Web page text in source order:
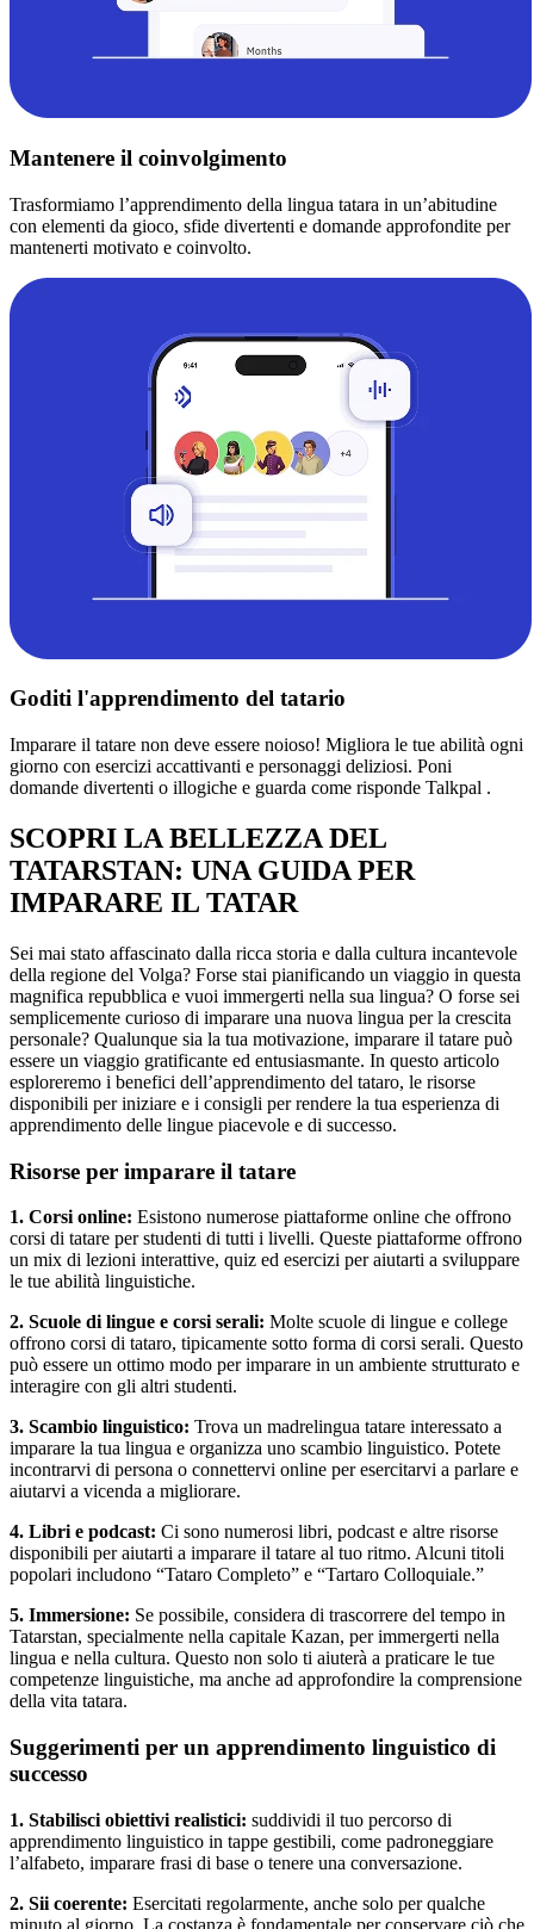
Mantenere il coinvolgimento
Trasformiamo l’apprendimento della lingua tatara in un’abitudine
con elementi da gioco, sfide divertenti e domande approfondite per
mantenerti motivato e coinvolto.
Goditi l'apprendimento del tatario
Imparare il tatare non deve essere noioso! Migliora le tue abilità ogni
giorno con esercizi accattivanti e personaggi deliziosi. Poni
domande divertenti o illogiche e guarda come risponde Talkpal .
SCOPRI LA BELLEZZA DEL
TATARSTAN: UNA GUIDA PER
IMPARARE IL TATAR
Sei mai stato affascinato dalla ricca storia e dalla cultura incantevole
della regione del Volga? Forse stai pianificando un viaggio in questa
magnifica repubblica e vuoi immergerti nella sua lingua? O forse sei
semplicemente curioso di imparare una nuova lingua per la crescita
personale? Qualunque sia la tua motivazione, imparare il tatare può
essere un viaggio gratificante ed entusiasmante. In questo articolo
esploreremo i benefici dell’apprendimento del tataro, le risorse
disponibili per iniziare e i consigli per rendere la tua esperienza di
apprendimento delle lingue piacevole e di successo.
Risorse per imparare il tatare
1. Corsi online: Esistono numerose piattaforme online che offrono
corsi di tatare per studenti di tutti i livelli. Queste piattaforme offrono
un mix di lezioni interattive, quiz ed esercizi per aiutarti a sviluppare
le tue abilità linguistiche.
2. Scuole di lingue e corsi serali: Molte scuole di lingue e college
offrono corsi di tataro, tipicamente sotto forma di corsi serali. Questo
può essere un ottimo modo per imparare in un ambiente strutturato e
interagire con gli altri studenti.
3. Scambio linguistico: Trova un madrelingua tatare interessato a
imparare la tua lingua e organizza uno scambio linguistico. Potete
incontrarvi di persona o connettervi online per esercitarvi a parlare e
aiutarvi a vicenda a migliorare.
4. Libri e podcast: Ci sono numerosi libri, podcast e altre risorse
disponibili per aiutarti a imparare il tatare al tuo ritmo. Alcuni titoli
popolari includono “Tataro Completo” e “Tartaro Colloquiale.”
5. Immersione: Se possibile, considera di trascorrere del tempo in
Tatarstan, specialmente nella capitale Kazan, per immergerti nella
lingua e nella cultura. Questo non solo ti aiuterà a praticare le tue
competenze linguistiche, ma anche ad approfondire la comprensione
della vita tatara.
Suggerimenti per un apprendimento linguistico di
successo
1. Stabilisci obiettivi realistici: suddividi il tuo percorso di
apprendimento linguistico in tappe gestibili, come padroneggiare
l’alfabeto, imparare frasi di base o tenere una conversazione.
2. Sii coerente: Esercitati regolarmente, anche solo per qualche
minuto al giorno. La costanza è fondamentale per conservare ciò che